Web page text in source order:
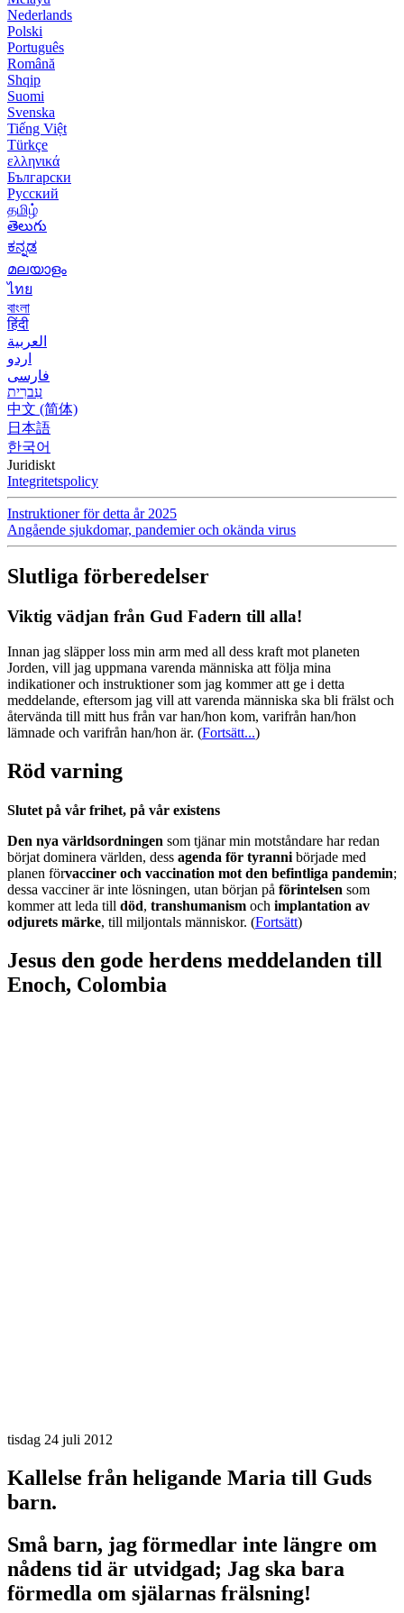
Nederlands
Polski
Português
Română
Shqip
Suomi
Svenska
Tiếng Việt
Türkçe
ελληνικά
Български
Русский
தமிழ்
తెలుగు
ಕನ್ನಡ
മലയാളം
ไทย
বাংলা
हिंदी
العربية
اردو
فارسی
עִברִית
中文 (简体)
日本語
한국어
Juridiskt
Integritetspolicy
Instruktioner för detta år 2025
Angående sjukdomar, pandemier och okända virus
Slutliga förberedelser
Viktig vädjan från Gud Fadern till alla!
Innan jag släpper loss min arm med all dess kraft mot planeten
Jorden, vill jag uppmana varenda människa att följa mina
indikationer och instruktioner som jag kommer att ge i detta
meddelande, eftersom jag vill att varenda människa ska bli frälst och
återvända till mitt hus från var han/hon kom, varifrån han/hon
lämnade och varifrån han/hon är. (Fortsätt...)
Röd varning
Slutet på vår frihet, på vår existens
Den nya världsordningen som tjänar min motståndare har redan
börjat dominera världen, dess agenda för tyranni började med
planen förvacciner och vaccination mot den befintliga pandemin;
dessa vacciner är inte lösningen, utan början på förintelsen som
kommer att leda till död, transhumanism och implantation av
odjurets märke, till miljontals människor. (Fortsätt)
Jesus den gode herdens meddelanden till
Enoch, Colombia
tisdag 24 juli 2012
Kallelse från heligande Maria till Guds
barn.
Små barn, jag förmedlar inte längre om
nådens tid är utvidgad; Jag ska bara
förmedla om själarnas frälsning!